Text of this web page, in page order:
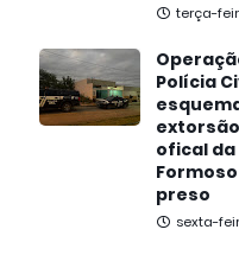
terça-
Polícia
ofical da
preso
sexta-